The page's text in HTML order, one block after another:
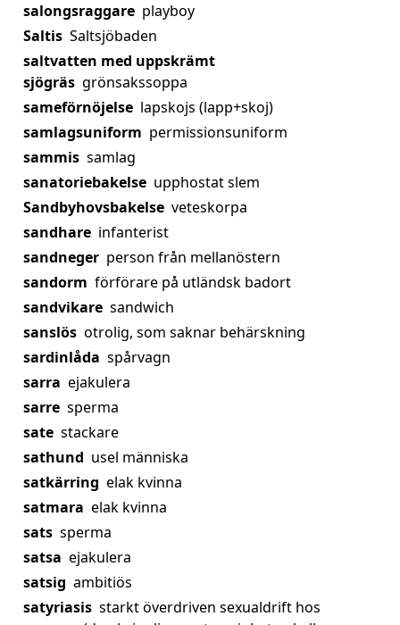
salongsraggare playboy
Saltis Saltsjöbaden
saltvatten med uppskrämt
sjögräs grönsakssoppa
sameförnöjelse lapskojs (lapp+skoj)
samlagsuniform permissionsuniform
sammis samlag
sanatoriebakelse upphostat slem
Sandbyhovsbakelse veteskorpa
sandhare infanterist
sandneger person från mellanöstern
sandorm förförare på utländsk badort
sandvikare sandwich
sanslös otrolig, som saknar behärskning
sardinlåda spårvagn
sarra ejakulera
sarre sperma
sate stackare
sathund usel människa
satkärring elak kvinna
satmara elak kvinna
sats sperma
satsa ejakulera
satsig ambitiös
satyriasis starkt överdriven sexualdrift hos